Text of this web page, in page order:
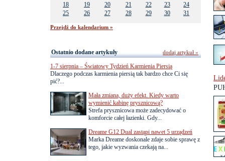
18
19 20 21 22 23
24
25
26 27 28 29 30 31
Przejdź do kalendarium »
Ostatnio dodane artykuły
1-7 sierpnia – Światowy Tydzień Karmienia Piersią
Dlaczego podczas karmienia piersią tak bardzo chce Ci się
pić?...
Mała zmiana, duży efekt. Kiedy warto
wymienić kabinę prysznicową?
Strefa prysznicowa może zadecydować o
komforcie całej łazienki. Gdy...
Dreame G12 Dual zastąpi nawet 5 urządzeń
Marka Dreame doskonale zdaje sobie sprawę z
tego, jakie wyzwania czekają na...
dodaj artykuł »